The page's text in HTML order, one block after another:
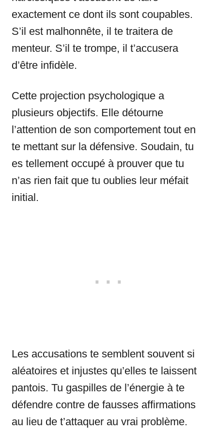
exactement ce dont ils sont coupables.
S’il est malhonnête, il te traitera de
menteur. S’il te trompe, il t’accusera
d’être infidèle.
Cette projection psychologique a
plusieurs objectifs. Elle détourne
l’attention de son comportement tout en
te mettant sur la défensive. Soudain, tu
es tellement occupé à prouver que tu
n’as rien fait que tu oublies leur méfait
initial.
Les accusations te semblent souvent si
aléatoires et injustes qu’elles te laissent
pantois. Tu gaspilles de l’énergie à te
défendre contre de fausses affirmations
au lieu de t’attaquer au vrai problème.